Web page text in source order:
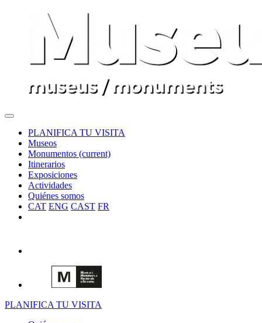
PLANIFICA TU VISITA
Museos
Monumentos (current)
Itinerarios
Exposiciones
Actividades
Quiénes somos
CAT ENG CAST FR
PLANIFICA TU VISITA